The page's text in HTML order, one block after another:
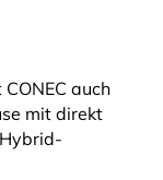
auch
mit direkt